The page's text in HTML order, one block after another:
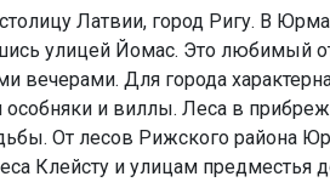
Латвии, город Ригу. В
улицей Йомас. Это любимый
Для города
особняки и виллы. Леса в
От лесов Рижского района
Клейсту и улицам предместья